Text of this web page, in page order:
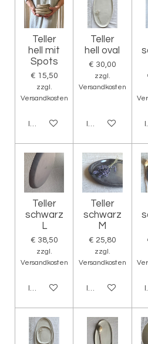
Teller
hell mit
Spots
€ 15,50
zzgl.
Versandkosten
In den Warenkorb
Teller
hell oval
€ 30,00
zzgl.
Versandkosten
In den
Teller
schwarz
L
€ 38,50
zzgl.
Versandkosten
In den Warenkorb
Teller
schwarz
M
€ 25,80
zzgl.
Versandkosten
In den